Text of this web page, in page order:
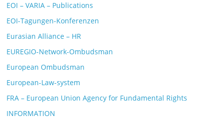
EOI – VARIA – Publications
EOI-Tagungen-Konferenzen
Eurasian Alliance – HR
EUREGIO-Network-Ombudsman
European Ombudsman
European-Law-system
FRA – European Union Agency for Fundamental Rights
INFORMATION